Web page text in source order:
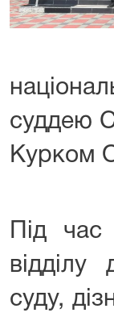
суддею
Курком
Під
відділу
суду,